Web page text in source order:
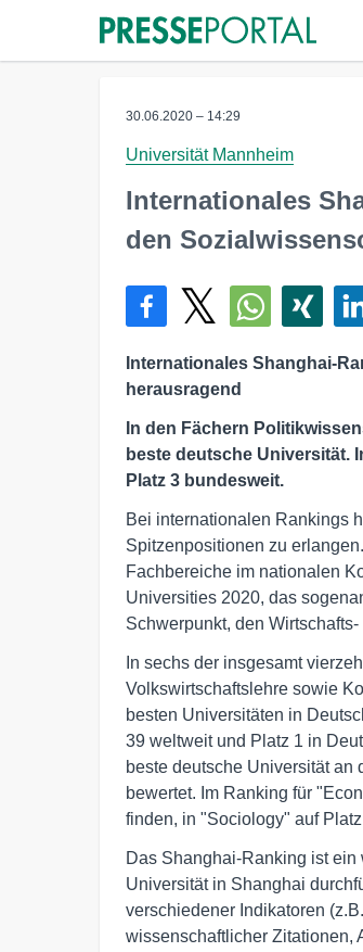
30.06.2020 – 14:29
Universität Mannheim
Internationales
den
Internationales Shanghai-
herausragend
In den Fächern
beste deutsche Universität.
Platz 3 bundesweit.
Bei internationalen Rankings
Spitzenpositionen zu
Fachbereiche im nationalen
Universities 2020, das
Schwerpunkt, den
In sechs der insgesamt
Volkswirtschaftslehre sowie
besten Universitäten in
39 weltweit und Platz 1 in
beste deutsche Universität an
bewertet. Im Ranking für
finden, in "Sociology" auf
Das Shanghai-Ranking ist
Universität in Shanghai
verschiedener Indikatoren
wissenschaftlicher Zitationen,